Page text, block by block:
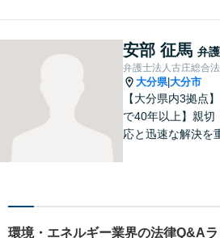
します。お気軽に
いアットホームな
務所です。
安部 征馬 弁
弁護士法人古庄総合
大分県|大分市
【大分県内3拠点
で40年以上】親切
応と迅速な解決を
【別府・杵築にも
環境・エネルギー業界の法律Q&A